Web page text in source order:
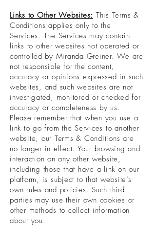
Links to Other Websites: This Terms &
Conditions applies only to the
Services. The Services may contain
links to other websites not operated or
controlled by Miranda Greiner. We are
not responsible for the content,
accuracy or opinions expressed in such
websites, and such websites are not
investigated, monitored or checked for
accuracy or completeness by us.
Please remember that when you use a
link to go from the Services to another
website, our Terms & Conditions are
no longer in effect. Your browsing and
interaction on any other website,
including those that have a link on our
platform, is subject to that website’s
own rules and policies. Such third
parties may use their own cookies or
other methods to collect information
about you.